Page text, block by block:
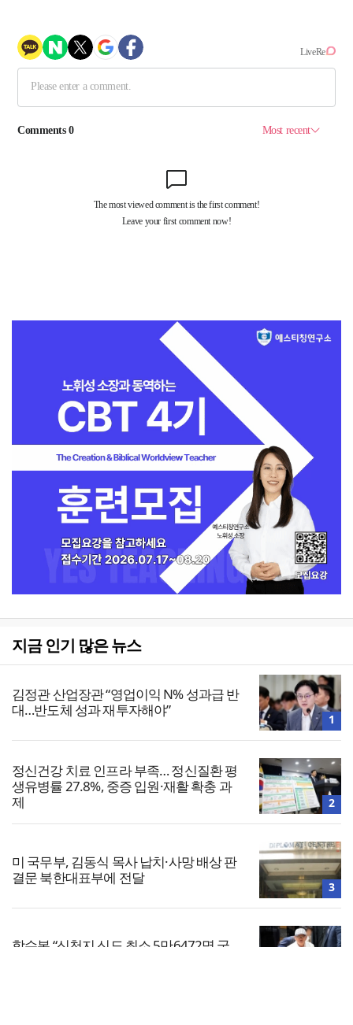
지금 인기 많은 뉴스
김정관 산업장관 “영업이익 N% 성과급 반
대…반도체 성과 재투자해야”
1
정신건강 치료 인프라 부족… 정신질환 평
생유병률 27.8%, 중증 입원·재활 확충 과
제
2
미 국무부, 김동식 목사 납치·사망 배상 판
결문 북한대표부에 전달
3
합수본 “신천지 신도 최소 5만6472명 국